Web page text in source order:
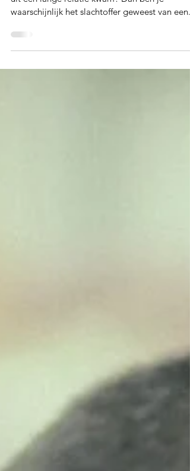
Ben je ooit samen geweest met iemand die net
uit een lange relatie kwam? Dan ben je
waarschijnlijk het slachtoffer geweest van een...